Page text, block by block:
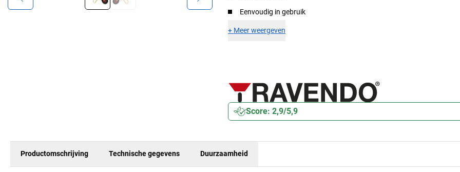
Eenvoudig in gebruik
+ Meer weergeven
Score: 2,9/5,9
Productomschrijving Technische gegevens Duurzaamheid